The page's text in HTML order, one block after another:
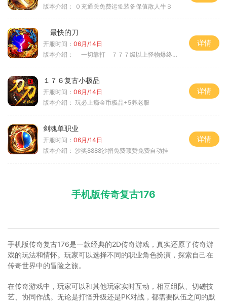
版本介绍：
０充通关免费运⒑装备保值散人牛Ｂ
最快的刀
开服时间： 06月/14日
版本介绍：
一切靠打 ７７７级以上怪物爆终极
详情
１７６复古小极品
开服时间： 06月/14日
版本介绍： 玩必上瘾金币极品+5养老服
详情
剑魂单职业
开服时间： 06月/14日
版本介绍： 沙奖8888沙捐免费顶赞免费自动挂
详情
手机版传奇复古176
手机版传奇复古176是一款经典的2D传奇游戏，真实还原了传奇游
戏的玩法和情怀。玩家可以选择不同的职业角色扮演，探索自己在
传奇世界中的冒险之旅。
在传奇游戏中，玩家可以和其他玩家实时互动，相互组队、切磋技
艺、协同作战。无论是打怪升级还是PK对战，都需要队伍之间的默